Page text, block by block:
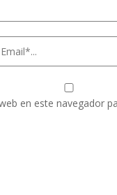
en este navegador